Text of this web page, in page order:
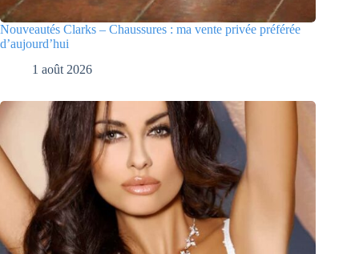
Nouveautés Clarks – Chaussures : ma vente privée préférée
d’aujourd’hui
1 août 2026